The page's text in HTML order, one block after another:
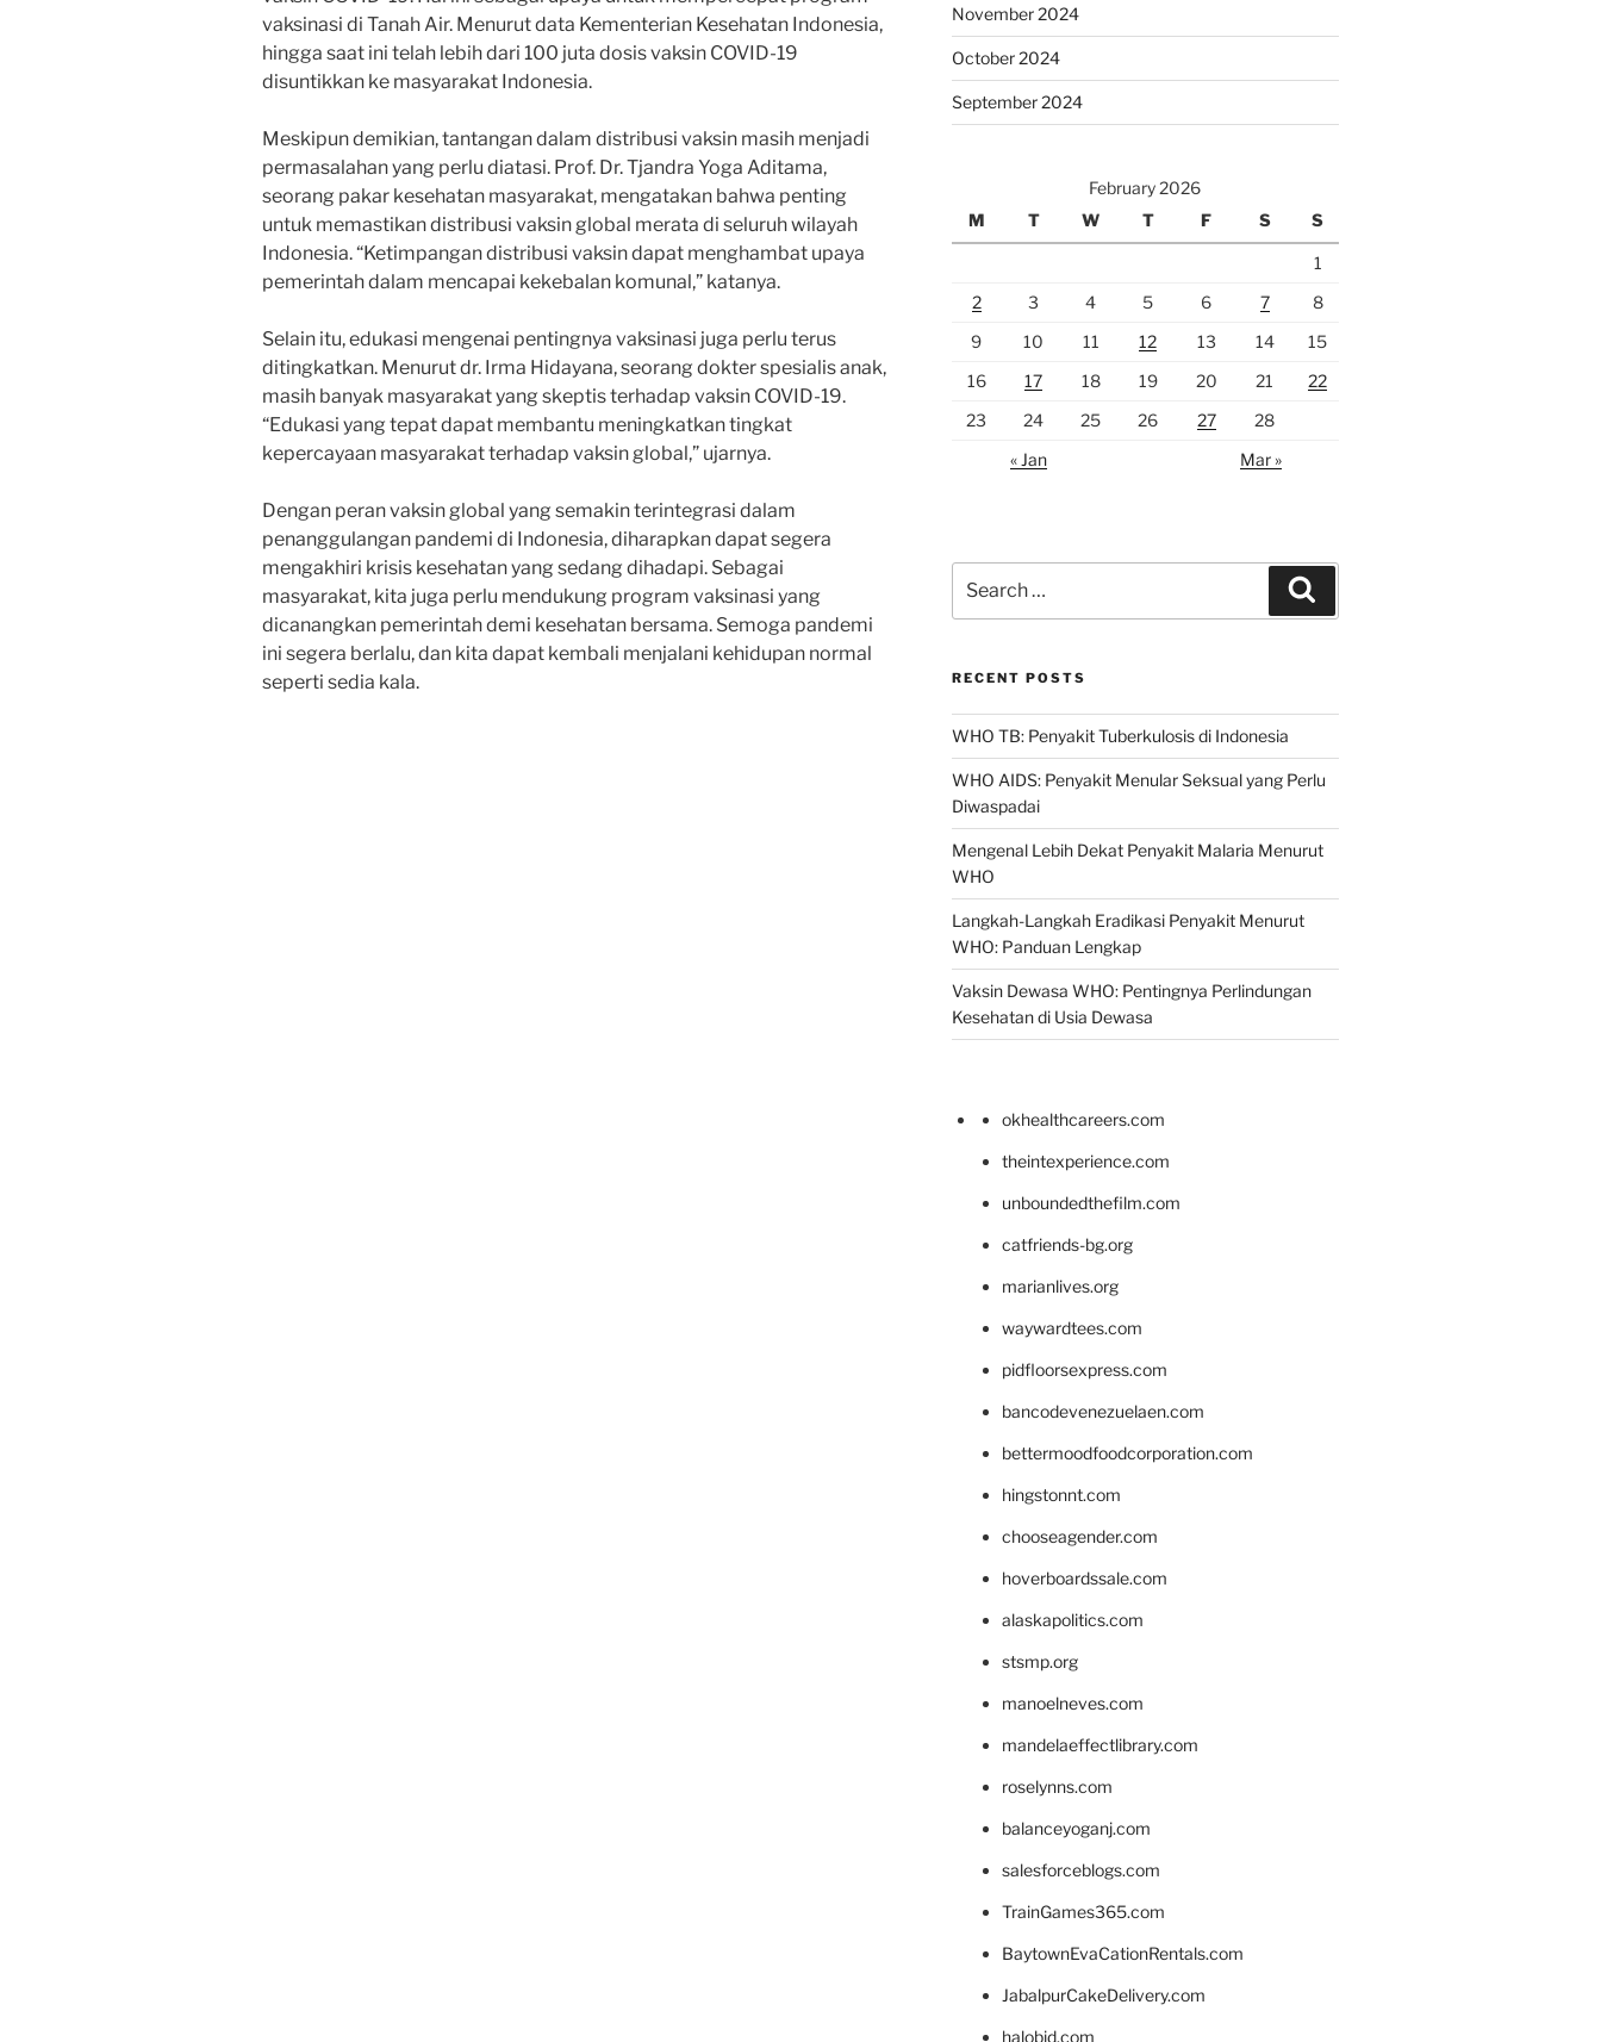
vaksinasi di Tanah Air. Menurut data Kementerian Kesehatan Indonesia,
hingga saat ini telah lebih dari 100 juta dosis vaksin COVID-19
disuntikkan ke masyarakat Indonesia.
Meskipun demikian, tantangan dalam distribusi vaksin masih menjadi
permasalahan yang perlu diatasi. Prof. Dr. Tjandra Yoga Aditama,
seorang pakar kesehatan masyarakat, mengatakan bahwa penting
untuk memastikan distribusi vaksin global merata di seluruh wilayah
Indonesia. “Ketimpangan distribusi vaksin dapat menghambat upaya
pemerintah dalam mencapai kekebalan komunal,” katanya.
Selain itu, edukasi mengenai pentingnya vaksinasi juga perlu terus
ditingkatkan. Menurut dr. Irma Hidayana, seorang dokter spesialis anak,
masih banyak masyarakat yang skeptis terhadap vaksin COVID-19.
“Edukasi yang tepat dapat membantu meningkatkan tingkat
kepercayaan masyarakat terhadap vaksin global,” ujarnya.
Dengan peran vaksin global yang semakin terintegrasi dalam
penanggulangan pandemi di Indonesia, diharapkan dapat segera
mengakhiri krisis kesehatan yang sedang dihadapi. Sebagai
masyarakat, kita juga perlu mendukung program vaksinasi yang
dicanangkan pemerintah demi kesehatan bersama. Semoga pandemi
ini segera berlalu, dan kita dapat kembali menjalani kehidupan normal
seperti sedia kala.
November 2024
October 2024
September 2024
February 2026
M
T W T F S S
1
2
3 4 5 6 7
8
9
10 11 12 13 14
15
16
17 18 19 20 21
22
23
24 25 26 27
28
« Jan
Mar »
for:
RECENT POSTS
WHO TB: Penyakit Tuberkulosis di Indonesia
WHO AIDS: Penyakit Menular Seksual yang Perlu
Diwaspadai
Mengenal Lebih Dekat Penyakit Malaria Menurut
WHO
Langkah-Langkah Eradikasi Penyakit Menurut
WHO: Panduan Lengkap
Vaksin Dewasa WHO: Pentingnya Perlindungan
Kesehatan di Usia Dewasa
okhealthcareers.com
theintexperience.com
unboundedthefilm.com
catfriends-bg.org
marianlives.org
waywardtees.com
pidfloorsexpress.com
bancodevenezuelaen.com
bettermoodfoodcorporation.com
hingstonnt.com
chooseagender.com
hoverboardssale.com
alaskapolitics.com
stsmp.org
manoelneves.com
mandelaeffectlibrary.com
roselynns.com
balanceyoganj.com
salesforceblogs.com
TrainGames365.com
BaytownEvaCationRentals.com
JabalpurCakeDelivery.com
halobjd.com